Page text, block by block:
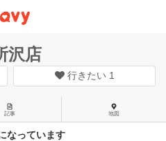
沢店
行きたい 1
記事 地図
なっています